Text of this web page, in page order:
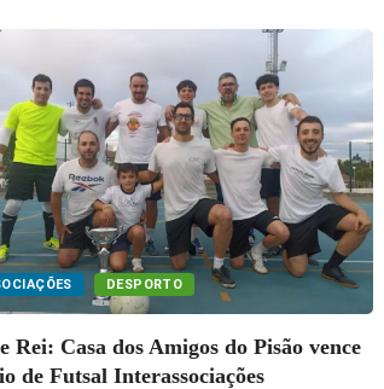
DESPORTO
Rei: Casa dos Amigos do Pisão vence
de Futsal Interassociações